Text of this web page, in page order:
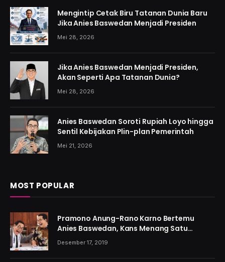
Mengintip Cetak Biru Tatanan Dunia Baru
Jika Anies Baswedan Menjadi Presiden
Mei 28, 2026
Jika Anies Baswedan Menjadi Presiden,
Akan Seperti Apa Tatanan Dunia?
Mei 28, 2026
Anies Baswedan Soroti Rupiah Loyo hingga
Sentil Kebijakan Plin-plan Pemerintah
Mei 21, 2026
MOST POPULAR
Pramono Anung-Rano Karno Bertemu
Anies Baswedan, Kans Menang Satu
Putaran Kian Menguat
Desember 17, 2019